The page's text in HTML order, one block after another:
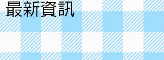
最新資訊